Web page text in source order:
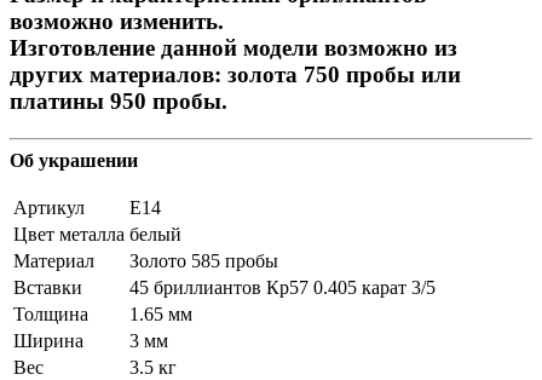
возможно изменить.
Изготовление данной модели возможно из
других материалов: золота 750 пробы или
платины 950 пробы.
Об украшении
Артикул
E14
Цвет металла белый
Материал
Золото 585 пробы
Вставки
45 бриллиантов Кр57 0.405 карат 3/5
Толщина
1.65 мм
Ширина
3 мм
Вес
3.5 кг